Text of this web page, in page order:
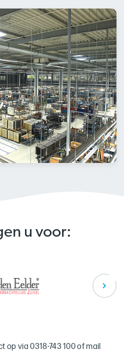
u voor:
op via 0318-743 100 of mail